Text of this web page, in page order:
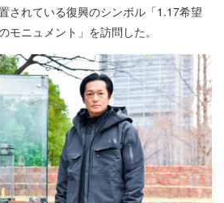
されている復興のシンボル「1.17希望
モニュメント」を訪問した。